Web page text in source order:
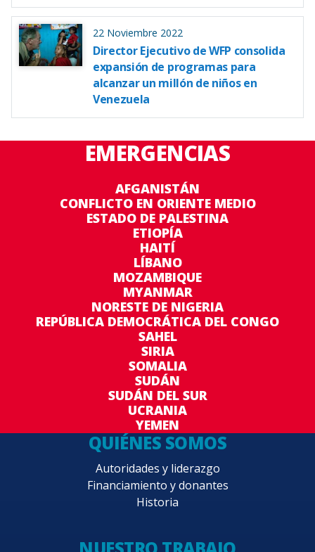
22 Noviembre 2022
Director Ejecutivo de WFP consolida
expansión de programas para
alcanzar un millón de niños en
Venezuela
EMERGENCIAS
AFGANISTÁN
CONFLICTO EN ORIENTE MEDIO
ESTADO DE PALESTINA
ETIOPÍA
HAITÍ
LÍBANO
MOZAMBIQUE
MYANMAR
NORESTE DE NIGERIA
REPÚBLICA DEMOCRÁTICA DEL CONGO
SAHEL
SIRIA
SOMALIA
SUDÁN
SUDÁN DEL SUR
UCRANIA
YEMEN
QUIÉNES SOMOS
Autoridades y liderazgo
Financiamiento y donantes
Historia